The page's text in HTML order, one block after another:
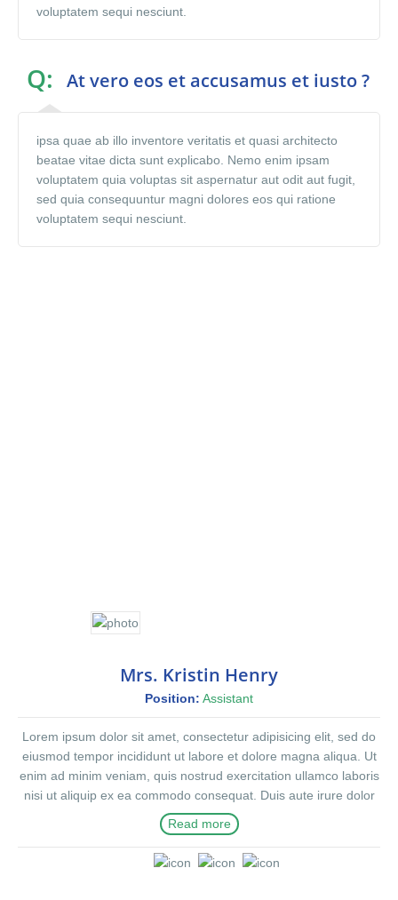
voluptatem sequi nesciunt.
Q: At vero eos et accusamus et iusto ?
ipsa quae ab illo inventore veritatis et quasi architecto
beatae vitae dicta sunt explicabo. Nemo enim ipsam
voluptatem quia voluptas sit aspernatur aut odit aut fugit,
sed quia consequuntur magni dolores eos qui ratione
voluptatem sequi nesciunt.
Mrs. Kristin Henry
Position: Assistant
Lorem ipsum dolor sit amet, consectetur adipisicing elit, sed do
eiusmod tempor incididunt ut labore et dolore magna aliqua. Ut
enim ad minim veniam, quis nostrud exercitation ullamco laboris
nisi ut aliquip ex ea commodo consequat. Duis aute irure dolor
in reprehenderit in voluptte velit. Lorem ipsum dolor sit amet,
consectetur adipisicing elit, sed do eiusmod tempor incididunt ut
labore et dolore magna aliqua. Ut enim ad minim veniam, quis
Read more